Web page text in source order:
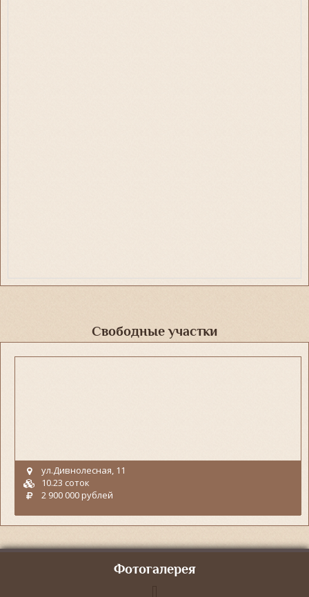
Свободные участки
ул.Дивнолесная, 11
10.23 соток
2 900 000 рублей
Фотогалерея